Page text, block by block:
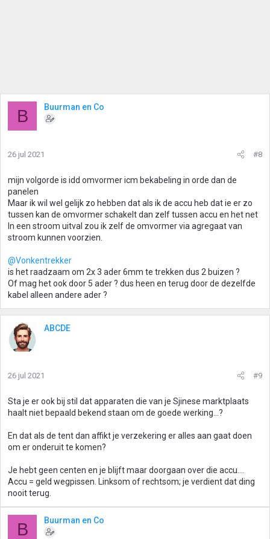
B Buurman en Co
26 jul 2021 #8
mijn volgorde is idd omvormer icm bekabeling in orde dan de
panelen
Maar ik wil wel gelijk zo hebben dat als ik de accu heb dat ie er zo
tussen kan de omvormer schakelt dan zelf tussen accu en het net
In een stroom uitval zou ik zelf de omvormer via agregaat van
stroom kunnen voorzien.
@Vonkentrekker
is het raadzaam om 2x 3 ader 6mm te trekken dus 2 buizen ?
Of mag het ook door 5 ader ? dus heen en terug door de dezelfde
kabel alleen andere ader ?
ABCDE
26 jul 2021 #9
Sta je er ook bij stil dat apparaten die van je Sjinese marktplaats
haalt niet bepaald bekend staan om de goede werking...?
En dat als de tent dan affikt je verzekering er alles aan gaat doen
om er onderuit te komen?
Je hebt geen centen en je blijft maar doorgaan over die accu....
Accu = geld wegpissen. Linksom of rechtsom; je verdient dat ding
nooit terug.
B Buurman en Co